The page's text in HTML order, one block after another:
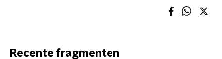
Recente fragmenten